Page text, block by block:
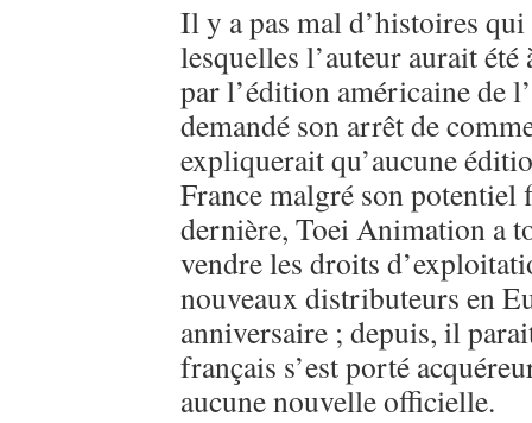
Il y a pas mal d’histoires
lesquelles l’auteur aurait
par l’édition américaine de
demandé son arrêt de
expliquerait qu’aucune
France malgré son potentiel
dernière, Toei Animation a
vendre les droits
nouveaux distributeurs en
anniversaire ; depuis, il
français s’est porté
aucune nouvelle officielle.